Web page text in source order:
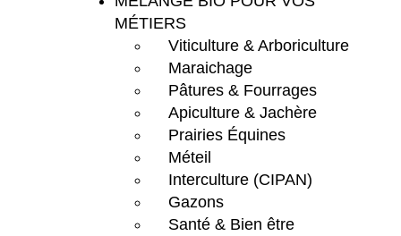
MÉTIERS
Viticulture & Arboriculture
Maraichage
Pâtures & Fourrages
Apiculture & Jachère
Prairies Équines
Méteil
Interculture (CIPAN)
Gazons
Santé & Bien être